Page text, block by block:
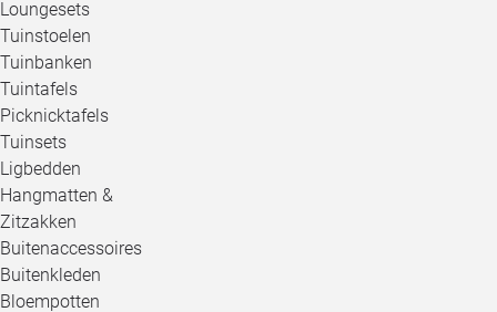
Loungesets
Tuinstoelen
Tuinbanken
Tuintafels
Picknicktafels
Tuinsets
Ligbedden
Hangmatten &
Zitzakken
Buitenaccessoires
Buitenkleden
Bloempotten